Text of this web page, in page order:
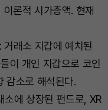
론적 시가총액. 현재
래소 지갑에 예치된
이 개인 지갑으로 코인
감소로 해석된다.
에 상장된 펀드로, XR